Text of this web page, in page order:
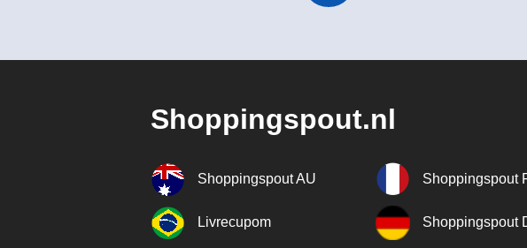
Shoppingspout.nl
Shoppingspout AU Shoppingspout
Livrecupom Shoppingspout